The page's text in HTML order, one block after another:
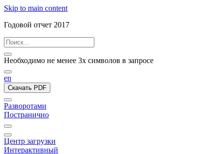
Skip to main content
Годовой отчет 2017
Необходимо не менее 3х символов в запросе
en
Скачать PDF
Разворотами
Постранично
Центр загрузки
Интерактивный